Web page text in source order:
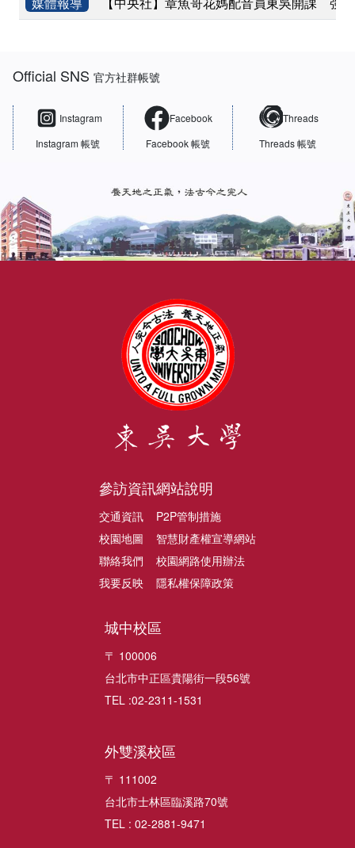
Official SNS官方社群帳號
Instagram
Instagram 帳號
Facebook
Facebook 帳號
Threads
Threads 帳號
參訪資訊
交通資訊
校園地圖
聯絡我們
我要反映
網站說明
P2P管制措施
智慧財產權宣導網站
校園網路使用辦法
隱私權保障政策
城中校區
〒 100006
台北市中正區貴陽街一段56號
TEL :02-2311-1531
外雙溪校區
〒 111002
台北市士林區臨溪路70號
TEL : 02-2881-9471